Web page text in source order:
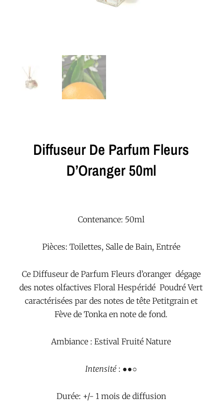
Diffuseur De Parfum Fleurs
D’Oranger 50ml
Contenance: 50ml
Pièces: Toilettes, Salle de Bain, Entrée
Ce Diffuseur de Parfum Fleurs d’oranger dégage
des notes olfactives Floral Hespéridé Poudré Vert
caractérisées par des notes de tête Petitgrain et
Fève de Tonka en note de fond.
Ambiance : Estival Fruité Nature
Intensité: ●●○
Durée: +/- 1 mois de diffusion